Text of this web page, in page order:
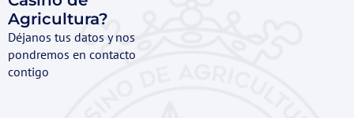
Agricultura?
Déjanos tus datos y nos
pondremos en contacto
contigo